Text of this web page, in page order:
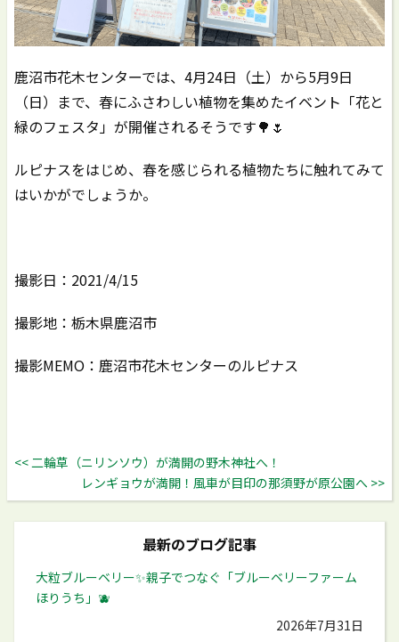
鹿沼市花木センターでは、4月24日（土）から5月9日
（日）まで、春にふさわしい植物を集めたイベント「花と
緑のフェスタ」が開催されるそうです🌳🌷
ルピナスをはじめ、春を感じられる植物たちに触れてみて
はいかがでしょうか。
撮影日：2021/4/15
撮影地：栃木県鹿沼市
撮影MEMO：鹿沼市花木センターのルピナス
<< 二輪草（ニリンソウ）が満開の野木神社へ！
レンギョウが満開！風車が目印の那須野が原公園へ >>
最新のブログ記事
大粒ブルーベリー✨️親子でつなぐ「ブルーベリーファーム
ほりうち」🫐
2026年7月31日